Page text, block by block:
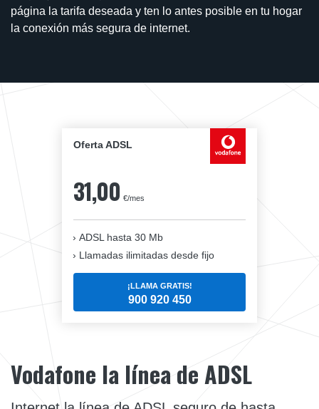
página la tarifa deseada y ten lo antes posible en tu hogar
la conexión más segura de internet.
Oferta ADSL
31,00 €/mes
ADSL hasta 30 Mb
Llamadas ilimitadas desde fijo
¡LLAMA GRATIS!
900 920 450
Vodafone la línea de ADSL